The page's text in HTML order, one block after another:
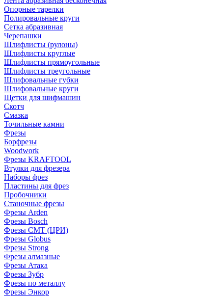
Опорные тарелки
Полировальные круги
Сетка абразивная
Черепашки
Шлифлисты (рулоны)
Шлифлисты круглые
Шлифлисты прямоугольные
Шлифлисты треугольные
Шлифовальные губки
Шлифовальные круги
Щетки для шифмашин
Скотч
Смазка
Точильные камни
Фрезы
Борфрезы
Woodwork
Фрезы KRAFTOOL
Втулки для фрезера
Наборы фрез
Пластины для фрез
Пробочники
Станочные фрезы
Фрезы Arden
Фрезы Bosch
Фрезы CMT (ЦРИ)
Фрезы Globus
Фрезы Strong
Фрезы алмазные
Фрезы Атака
Фрезы Зубр
Фрезы по металлу
Фрезы Энкор